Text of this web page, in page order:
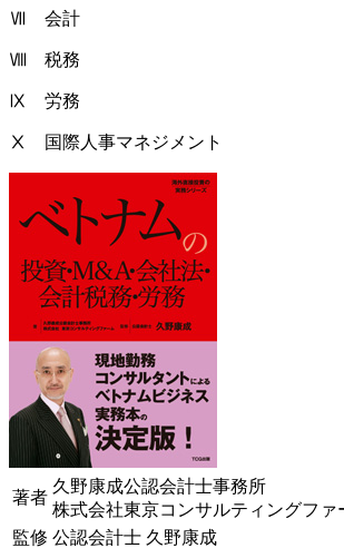
Ⅶ 会計
Ⅷ 税務
Ⅸ 労務
Ⅹ 国際人事マネジメント
著者
久野康成公認会計士事務所
株式会社東京コンサルティングファ
監修 公認会計士 久野康成